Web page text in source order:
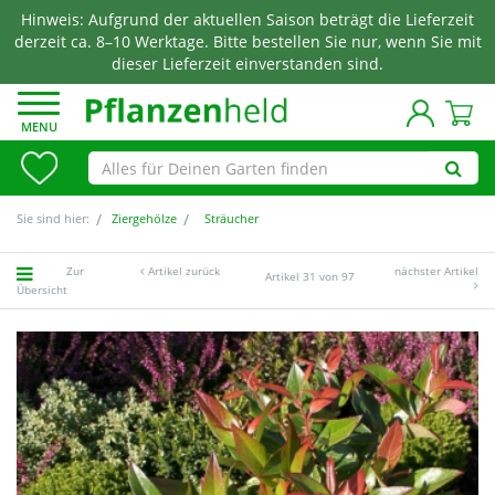
Hinweis: Aufgrund der aktuellen Saison beträgt die Lieferzeit
derzeit ca. 8–10 Werktage. Bitte bestellen Sie nur, wenn Sie mit
dieser Lieferzeit einverstanden sind.
MENU
Sie sind hier: Ziergehölze Sträucher
Zur
Übersicht
Artikel zurück Artikel 31 von 97 nächster Artikel